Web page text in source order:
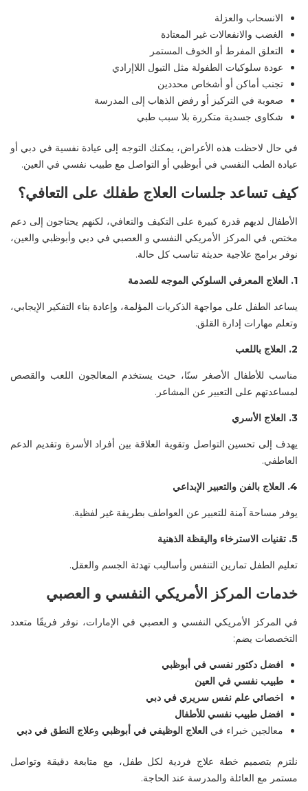
الانسحاب والعزلة
الغضب والانفعالات غير المعتادة
التعلق المفرط أو الخوف المستمر
عودة سلوكيات الطفولة مثل التبول اللاإرادي
تجنب أماكن أو أشخاص محددين
صعوبة في التركيز أو رفض الذهاب إلى المدرسة
شكاوى جسدية متكررة بلا سبب طبي
في حال لاحظت هذه الأعراض، يمكنك التوجه إلى عيادة نفسية في دبي أو
عيادة الطب النفسي في أبوظبي أو التواصل مع طبيب نفسي في العين.
كيف تساعد جلسات العلاج طفلك على التعافي؟
الأطفال لديهم قدرة كبيرة على التكيف والتعافي، لكنهم يحتاجون إلى دعم
مختص. في المركز الأمريكي النفسي و العصبي في دبي وأبوظبي والعين،
نوفر برامج علاجية حديثة تناسب كل حالة.
1. العلاج المعرفي السلوكي الموجه للصدمة
يساعد الطفل على مواجهة الذكريات المؤلمة، وإعادة بناء التفكير الإيجابي،
وتعلم مهارات إدارة القلق.
2. العلاج باللعب
مناسب للأطفال الأصغر سنًا، حيث يستخدم المعالجون اللعب والقصص
لمساعدتهم على التعبير عن المشاعر.
3. العلاج الأسري
يهدف إلى تحسين التواصل وتقوية العلاقة بين أفراد الأسرة وتقديم الدعم
العاطفي.
4. العلاج بالفن والتعبير الإبداعي
يوفر مساحة آمنة للتعبير عن العواطف بطريقة غير لفظية.
5. تقنيات الاسترخاء واليقظة الذهنية
تعليم الطفل تمارين التنفس وأساليب تهدئة الجسم والعقل.
خدمات المركز الأمريكي النفسي و العصبي
في المركز الأمريكي النفسي و العصبي في الإمارات، نوفر فريقًا متعدد
التخصصات يضم:
افضل دكتور نفسي في أبوظبي
طبيب نفسي في العين
اخصائي علم نفس سريري في دبي
افضل طبيب نفسي للأطفال
معالجين خبراء في العلاج الوظيفي في أبوظبي وعلاج النطق في دبي
نلتزم بتصميم خطة علاج فردية لكل طفل، مع متابعة دقيقة وتواصل
مستمر مع العائلة والمدرسة عند الحاجة.